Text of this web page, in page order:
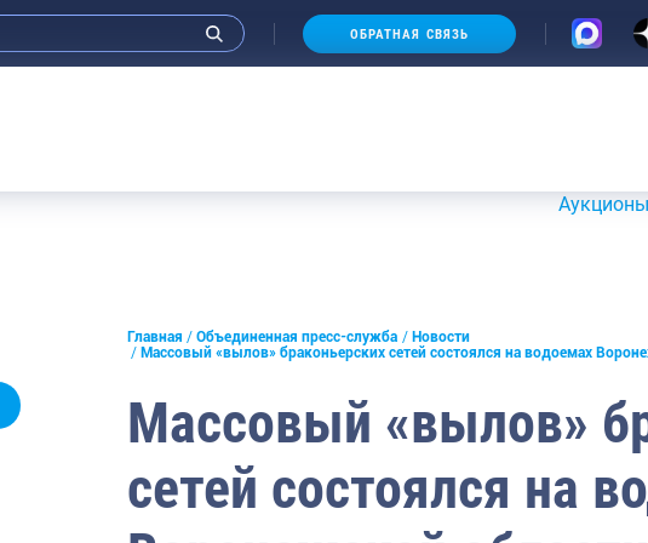
Анонсы
Отраслевые СМИ
Выставки и конференции
Научно-практическая литература
Рыбоохрана России
ОБРАТНАЯ СВЯЗЬ
Аукционы 20-21
Главная Объединенная пресс-служба
Новости
Массовый «вылов» браконьерских сетей состоялся на водоемах
Массовый «вылов»
сетей состоялся на